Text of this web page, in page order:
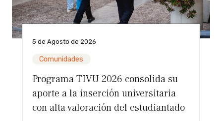
5 de Agosto de 2026
Comunidades
Programa TIVU 2026 consolida su
aporte a la inserción universitaria
con alta valoración del estudiantado